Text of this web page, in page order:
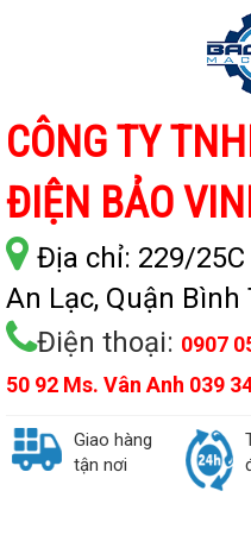
CÔNG TY
ĐIỆN BẢO
Địa chỉ: 229/
An Lạc, Quận Bình
Điện thoại: 0907
50 92 Ms. Vân Anh 039
Giao hàng
tận nơi